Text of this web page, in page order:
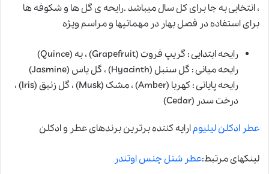
، انتخابی به جا برای کل سال میباشد .رایحه ی گل ها و شکوفه ها
برای استفاده در فصل بهار در مهمانیها و مراسم ویژه
رایحه ابتدایی : گریپ فروت (Grapefruit) ، به (Quince)
رایحه میانی : گل سنبل (Hyacinth) ، گل یاس (Jasmine)
رایحه پایانی : کهربا (Amber) ، مشک (Musk) ، گل زنبق (Iris) ،
درخت سدر (Cedar)
عطر ادکلن لیلیومارایه کننده برترین برندهای عطر و ادکلن
لینکهای مرتبط:عطر شنل چنس اوتندر